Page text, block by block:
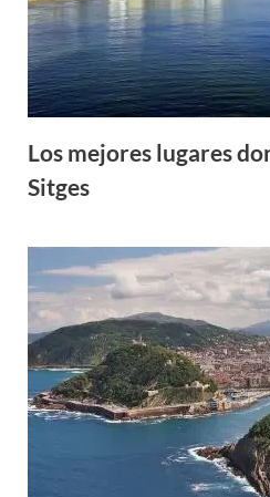
Los mejores lugares
Sitges